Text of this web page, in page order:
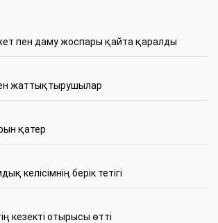
пен даму жоспары қайта қаралды
жаттықтырушылар
қатер
келісімнің берік тетігі
кезекті отырысы өтті